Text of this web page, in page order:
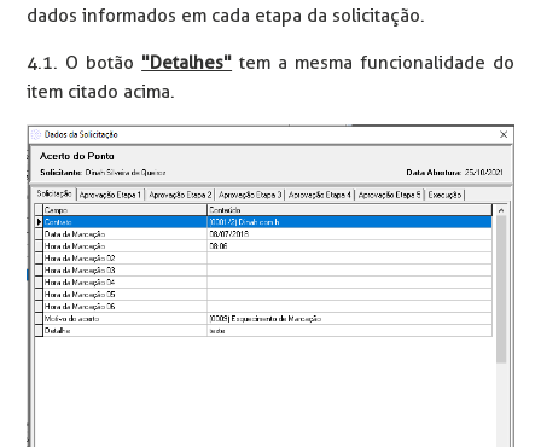
dados informados em cada etapa da solicitação.
4.1. O botão "Detalhes" tem a mesma funcionalidade do
item citado acima.